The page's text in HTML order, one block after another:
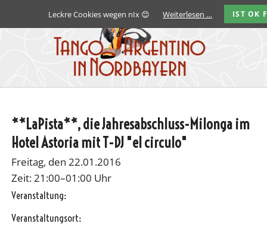
**LaPista**, die Jahresabschluss-Milonga im
Hotel Astoria mit T-DJ "el circulo"
Freitag, den 22.01.2016
Zeit: 21:00–01:00 Uhr
Veranstaltung:
Veranstaltungsort:
Leckre Cookies wegen nIx 😊 Weiterlesen … IST OK